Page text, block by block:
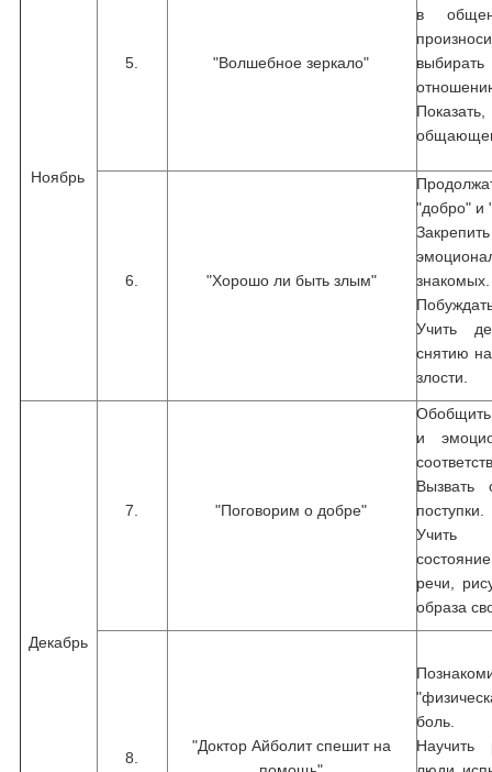
Ноябрь
5. "Волшебное зеркало"
в
6. "Хорошо ли быть злым"
"добро" и
знакомых.
Учить
снятию
злости.
Декабрь
7. "Поговорим о добре"
Обобщить
и
Вызвать
поступки.
Учить
речи,
образа
8.
"Доктор Айболит спешит на
боль.
Научить